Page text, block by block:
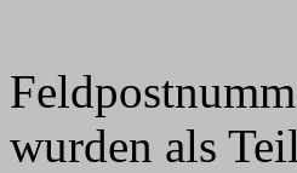
wurden als